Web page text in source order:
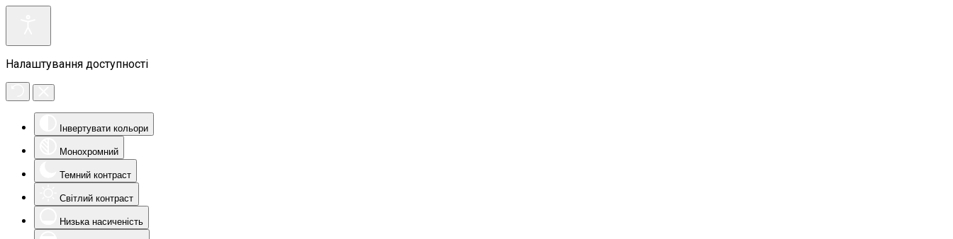
Налаштування доступності
Інвертувати кольори
Монохромний
Темний контраст
Світлий контраст
Низька насиченість